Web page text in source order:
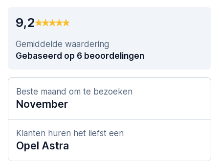
9,2
Gemiddelde waardering
Gebaseerd op 6 beoordelingen
Beste maand om te bezoeken
November
Klanten huren het liefst een
Opel Astra